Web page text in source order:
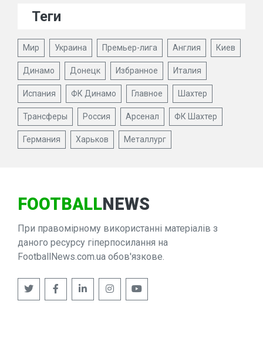
Теги
Мир Украина Премьер-лига Англия Киев
Динамо Донецк Избранное Италия
Испания ФК Динамо Главное Шахтер
Трансферы Россия Арсенал ФК Шахтер
Германия Харьков Металлург
FOOTBALLNEWS
При правомірному використанні матеріалів з
даного ресурсу гіперпосилання на
FootballNews.com.ua обов'язкове.